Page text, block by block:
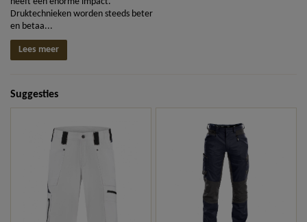
Druktechnieken worden steeds beter
en betaa...
Lees meer
Suggesties